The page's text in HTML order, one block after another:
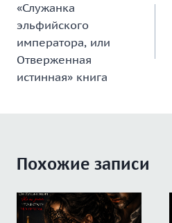
по
записям
«Служанка
эльфийского
императора, или
Отверженная
истинная» книга
Похожие записи